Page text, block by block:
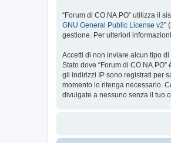
“Forum di CO.NA.PO” utilizza il
GNU General Public License v2”
gestione. Per ulteriori
Accetti di non inviare alcun tipo
Stato dove “Forum di
gli indirizzi IP sono registrati per
momento lo ritenga necessario.
divulgate a nessuno senza il tuo